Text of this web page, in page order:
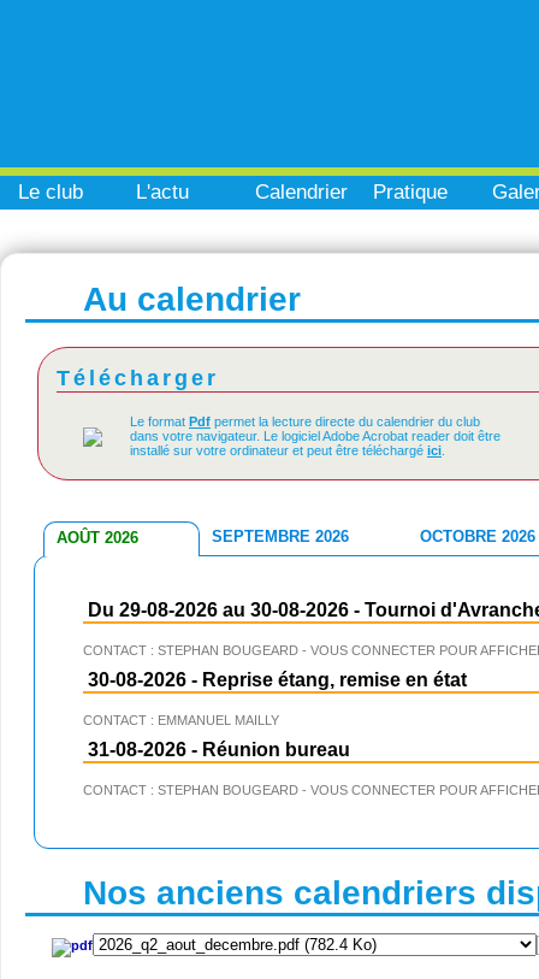
Le club L'actu Calendrier Pratique
Au calendrier
Télécharger
Le format Pdf permet la lecture directe du calendrier du club
dans votre navigateur. Le logiciel Adobe Acrobat reader doit être
installé sur votre ordinateur et peut être téléchargé ici
AOÛT 2026 SEPTEMBRE 2026 OCTOBRE 2026
Du 29-08-2026 au 30-08-2026 - Tournoi
CONTACT : STEPHAN BOUGEARD - VOUS CONNECTER POUR
30-08-2026 - Reprise étang, remise en état
CONTACT : EMMANUEL MAILLY
31-08-2026 - Réunion bureau
CONTACT : STEPHAN BOUGEARD - VOUS CONNECTER POUR
Nos anciens calendriers